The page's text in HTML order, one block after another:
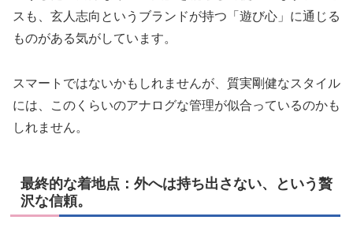
スも、玄人志向というブランドが持つ「遊び心」に通じる
ものがある気がしています。
スマートではないかもしれませんが、質実剛健なスタイル
には、このくらいのアナログな管理が似合っているのかも
しれません。
最終的な着地点：外へは持ち出さない、という贅
沢な信頼。